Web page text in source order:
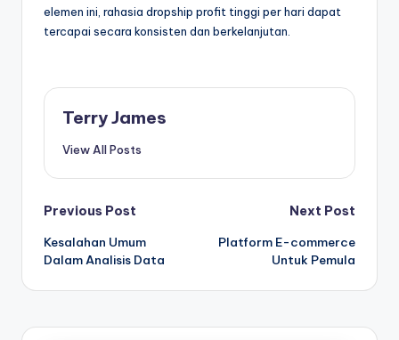
elemen ini, rahasia dropship profit tinggi per hari dapat
tercapai secara konsisten dan berkelanjutan.
Terry James
View All Posts
Post
navigation
Previous Post
Kesalahan Umum
Dalam Analisis Data
Next Post
Platform E-commerce
Untuk Pemula